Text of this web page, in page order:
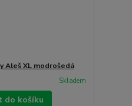
Aleš XL modrošedá
Skladem
do košíku